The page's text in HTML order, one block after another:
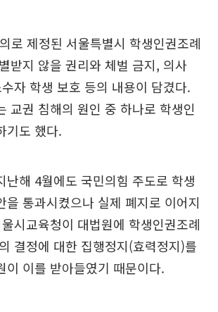
로 제정된 서울특별시 학생인권조례
받지 않을 권리와 체벌 금지, 의사
자 학생 보호 등의 내용이 담겼다.
교권 침해의 원인 중 하나로 학생인
기도 했다.
난해 4월에도 국민의힘 주도로 학생
을 통과시켰으나 실제 폐지로 이어지
시교육청이 대법원에 학생인권조례
결정에 대한 집행정지(효력정지)를
이 이를 받아들였기 때문이다.